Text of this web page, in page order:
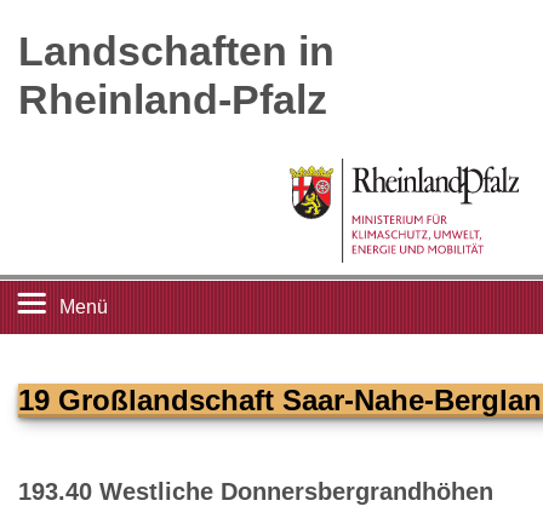
Landschaften in
Rheinland-Pfalz
Menü
Landschaftsleitbilder
Großlandschaften
19 Großlandschaft Saar-Nahe-
193.40 Westliche Donnersbergrandhöhen